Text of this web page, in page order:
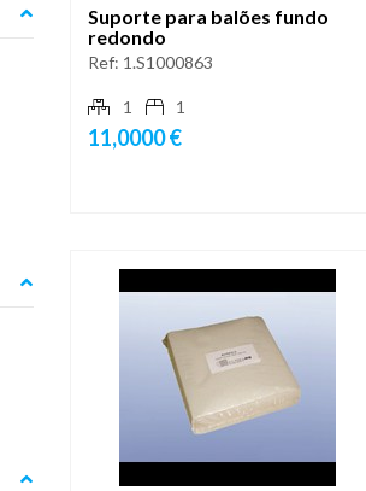
Suporte para balões fundo
redondo
Ref: 1.S1000863
1 1
11,0000 €